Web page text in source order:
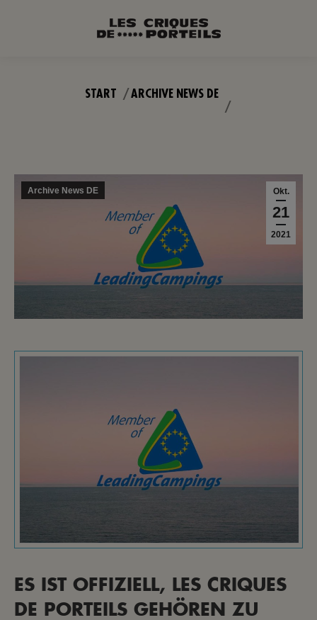
Sie befinden sich hier:
START ARCHIVE NEWS DE
Okt.
21
2021
Archive News DE
ES IST OFFIZIELL, LES CRIQUES
DE PORTEILS GEHÖREN ZU